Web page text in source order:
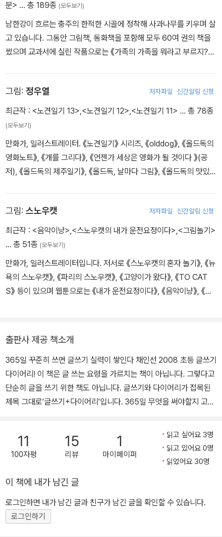
분> … 총 189종 (모두보기)
남한강이 흐르는 충주의 한적한 시골에 정착해 사과나무를 키우며 살
고 있습니다. 그동안 그림책, 동화책을 포함해 모두 60여 권의 책을
썼으며 교과서에 실린 작품으로는 《가족의 가족을 뭐라고 부르지?》
그림책 다락방 도서관을 열어 일요일마다 개방하고, 도서관에 오는
아이들이 맘껏 뛰어놀 수 있도록 ‘채인선의 이야기 정원’을 아름답게
가꾸고 있습니다.
그림: 정우열 저자파일 신간알림 신청
최근작 : <노견일기 13>,<노견일기 12>,<노견일기 11> … 총 78종
(모두보기)
만화가, 일러스트레이터. 《노견일기》 시리즈, 《olddog》, 《올드독의
영화노트》, 《개를 그리다》, 《언젠가 세상은 영화가 될 것이다 》(공
저), 《올드독의 제주일기》, 《올드독, 날마다 그림》, 《올드독의 맛있는
그램 @olddog
그림: 스노우캣 저자파일 신간알림 신청
최근작 : <음악이냥>,<스노우캣의 내가 운전요정이다>,<그림놀기>
… 총 51종 (모두보기)
만화가, 일러스트레이터입니다. 저서로 《스노우캣의 혼자 놀기》, 《뉴
욕의 스노우캣》, 《파리의 스노우캣》, 《고양이가 왔다》, 《TO CAT
S》 등이 있으며 웹툰으로는 《내가 운전요정이다》, 《음악이냥》, 《옹
출판사 제공 책소개
365일 꾸준히 쓰면 글쓰기 실력이 쌓인다 채인선 2008 초등 글쓰기
다이어리! 이 책은 글 쓰는 요령을 가르치는 책이 아닙니다. 그렇다고
단순히 글을 쓰기 위한 책도 아닙니다. 글쓰기와 다이어리가 접목된
제목 그대로‘글쓰기+다이어리’입니다. 365일 무엇을 써야할지 고민
주제들을 동화 작가 채인선이 매일매일 다채롭게 제시합니다. 아이
스스로 글쓰기에 재미를 붙일 수 있는 좋은 기회가 될 것입니다. 더불
어 생활 속에서 자연스레 길들여지는 일기 쓰기 습관이야말로 논술의
자극하는 365개의 새로운 소재들을 제시할 뿐만 아니라 편지 일기,
동시 일기, NIE 일기 등 다양한 형식의 글을 써 볼 수 있는 기회를 제
공합니다. 또 여러 분야의 유명 인물들의 명언이나 고서에 실린 격언
들을 매일 볼 수 있습니다. 어휘력 향상을 위한 우리말 바로 알기, 유
11
100자평
15
리뷰
1
마이페이퍼
읽고 싶어요 3명
읽고 있어요 0명
읽었어요 30명
이 책에 내가 남긴 글
로그인하면 내가 남긴 글과 친구가 남긴 글을 확인할 수 있습니다.
로그인하기